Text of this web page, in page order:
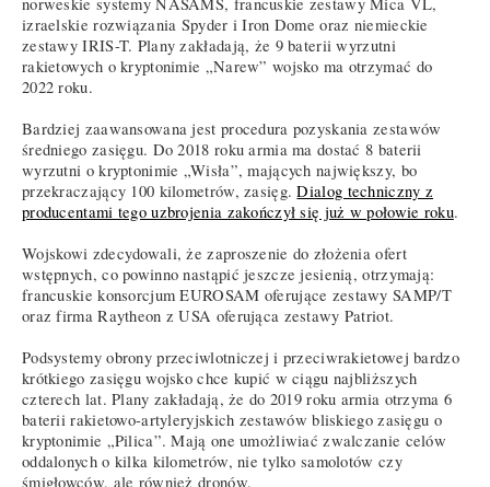
izraelskie rozwiązania Spyder i Iron Dome oraz niemieckie
zestawy IRIS-T. Plany zakładają, że 9 baterii wyrzutni
rakietowych o kryptonimie „Narew” wojsko ma otrzymać do
2022 roku.
Bardziej zaawansowana jest procedura pozyskania zestawów
średniego zasięgu. Do 2018 roku armia ma dostać 8 baterii
wyrzutni o kryptonimie „Wisła”, mających największy, bo
przekraczający 100 kilometrów, zasięg.Dialog techniczny z
producentami tego uzbrojenia zakończył się już w połowie roku.
Wojskowi zdecydowali, że zaproszenie do złożenia ofert
wstępnych, co powinno nastąpić jeszcze jesienią, otrzymają:
francuskie konsorcjum EUROSAM oferujące zestawy SAMP/T
oraz firma Raytheon z USA oferująca zestawy Patriot.
Podsystemy obrony przeciwlotniczej i przeciwrakietowej bardzo
krótkiego zasięgu wojsko chce kupić w ciągu najbliższych
czterech lat. Plany zakładają, że do 2019 roku armia otrzyma 6
baterii rakietowo-artyleryjskich zestawów bliskiego zasięgu o
kryptonimie „Pilica”. Mają one umożliwiać zwalczanie celów
oddalonych o kilka kilometrów, nie tylko samolotów czy
śmigłowców, ale również dronów.